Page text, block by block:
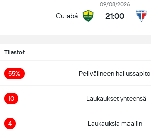
Cuiabá
09/08/2026
21:00
Tilastot
55% Pelivälineen hallussapito
10 Laukaukset yhteensä
4 Laukauksia maaliin